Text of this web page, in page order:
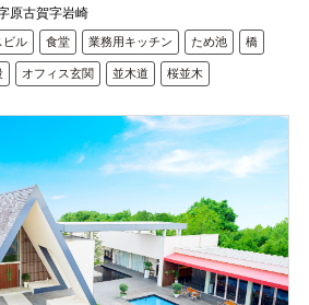
原古賀字岩崎
ビル 食堂 業務用キッチン ため池 橋
オフィス玄関 並木道 桜並木